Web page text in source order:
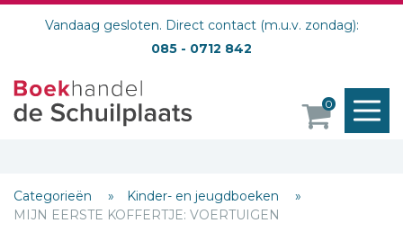
Vandaag gesloten. Direct contact (m.u.v. zondag):
085 - 0712 842
0
Categorieën
Kinder- en jeugdboeken
MIJN EERSTE KOFFERTJE: VOERTUIGEN